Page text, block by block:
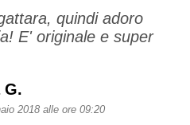
quindi adoro
E' originale e super
G.
2018 alle ore 09:20